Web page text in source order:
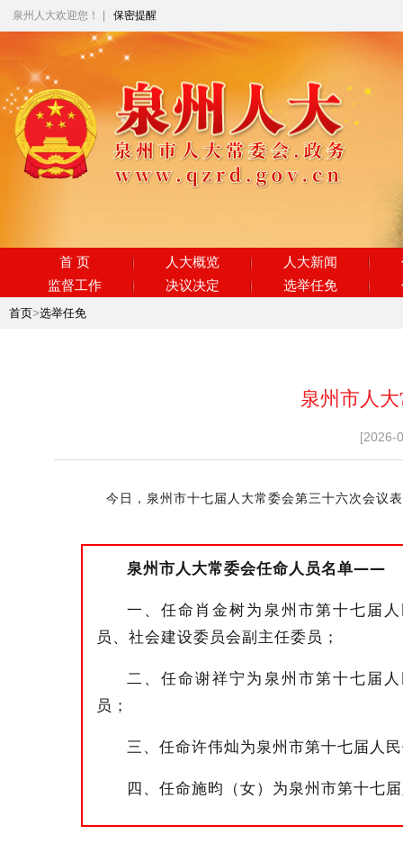
泉州人大欢迎您！ 保密提醒
首 页 人大概览 人大新闻
监督工作
决议决定 选举任免
首页>选举任免
泉州市人
[2026-
今日 ，泉州市十七届人大常委会第三十六次会议
泉州市人大常委会任命人员名单——
一、任命肖金树为泉州市第十七届
员、社会建设委员会副主任委员；
二、任命谢祥宁为泉州市第十七届
员；
三、任命许伟灿为泉州市第十七届人
四、任命施昀（女）为泉州市第十七